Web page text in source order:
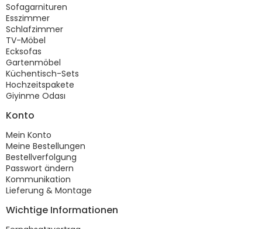
Sofagarnituren
Esszimmer
Schlafzimmer
TV-Möbel
Ecksofas
Gartenmöbel
Küchentisch-Sets
Hochzeitspakete
Giyinme Odası
Konto
Mein Konto
Meine Bestellungen
Bestellverfolgung
Passwort ändern
Kommunikation
Lieferung & Montage
Wichtige Informationen